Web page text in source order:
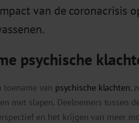
van de coronacrisis
psychische
toename van psychische klachten,
met slapen. Deelnemers tussen
en het krijgen van meer